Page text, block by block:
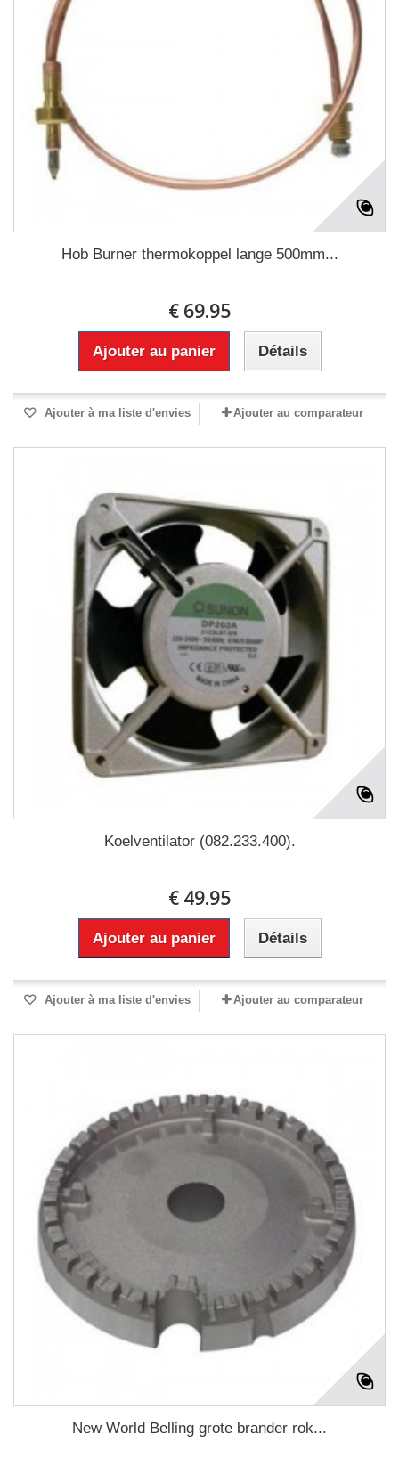
Hob Burner thermokoppel lange 500mm...
€ 69.95
Ajouter au panier Détails
Ajouter à ma liste d'envies Ajouter au comparateur
Koelventilator (082.233.400).
€ 49.95
Ajouter au panier Détails
Ajouter à ma liste d'envies Ajouter au comparateur
New World Belling grote brander rok...